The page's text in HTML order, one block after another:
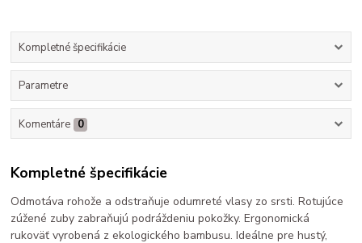
Kompletné špecifikácie
Parametre
Komentáre 0
Kompletné špecifikácie
Odmotáva rohože a odstraňuje odumreté vlasy zo srsti. Rotujúce
zúžené zuby zabraňujú podráždeniu pokožky. Ergonomická
rukoväť vyrobená z ekologického bambusu. Ideálne pre hustý,